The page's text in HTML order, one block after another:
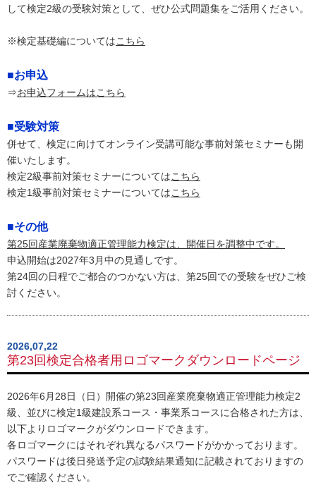
して検定2級の受験対策として、ぜひ公式問題集をご活用ください。
※検定基礎編についてはこちら
■お申込
⇒お申込フォームはこちら
■受験対策
併せて、検定に向けてオンライン受講可能な事前対策セミナーも開
催いたします。
検定2級事前対策セミナーについてはこちら
検定1級事前対策セミナーについてはこちら
■その他
第25回産業廃棄物適正管理能力検定は、開催日を調整中です。
申込開始は2027年3月中の見通しです。
第24回の日程でご都合のつかない方は、第25回での受験をぜひご検
討ください。
2026,07,22
第23回検定合格者用ロゴマークダウンロードページ
2026年6月28日（日）開催の第23回産業廃棄物適正管理能力検定2
級、並びに検定1級建設系コース・事業系コースに合格された方は、
以下よりロゴマークがダウンロードできます。
各ロゴマークにはそれぞれ異なるパスワードがかかっております。
パスワードは後日発送予定の試験結果通知に記載されておりますの
でご確認ください。